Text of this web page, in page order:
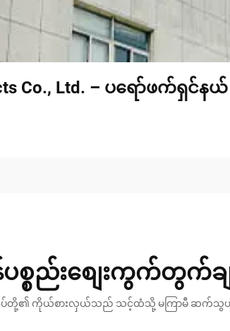
Co., Ltd. – ပရော်ဖ
စ္စည်းစျေးကွက်တွက်ခ
ပ်တို့၏ ကိုယ်စားလှယ်သည် သင့်ထံသို့ မကြာမီ ဆက်သွယ်